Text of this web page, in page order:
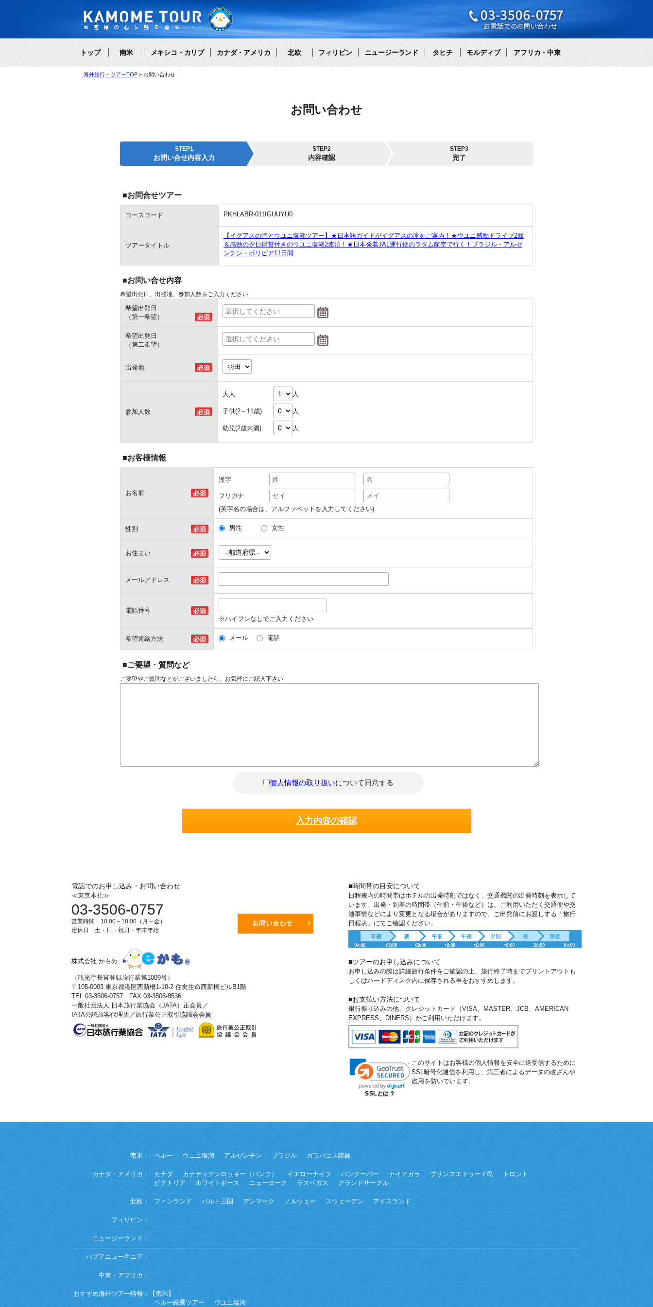
トップ 南米 メキシコ・カリブ カナダ・アメリカ 北欧 フィリピン ニュージーランド タヒチ モルディブ アフリカ・中東
海外旅行・ツアーTOP お問い合わせ
お問い合わせ
STEP1
お問い合せ内容入力
STEP2
内容確認
STEP3
完了
■お問合せツアー
コースコード PKHLABR-011IGUUYU0
ツアータイトル
【イグアスの滝とウユニ塩湖ツアー】★日本語ガイドがイグアスの滝をご案内！★ウユニ感動ドライブ2回
＆感動の夕日鑑賞付きのウユニ塩湖2連泊！★日本発着JAL運行便のラタム航空で行く！ブラジル・アルゼ
ンチン・ボリビア11日間
■お問い合せ内容
希望出発日、出発地、参加人数をご入力ください
希望出発日
（第一希望）
希望出発日
（第二希望）
出発地
参加人数
大人 人
子供(2～11歳) 人
幼児(2歳未満) 人
■お客様情報
お名前
漢字
フリガナ
(英字名の場合は、アルファベットを入力してください)
性別 男性 女性
お住まい
メールアドレス
電話番号
※ハイフンなしでご入力ください
希望連絡方法 メール 電話
■ご要望・質問など
ご要望やご質問などがございましたら、お気軽にご記入下さい
個人情報の取り扱いについて同意する
電話でのお申し込み・お問い合わせ
≪東京本社≫
03-3506-0757
営業時間 10:00～18:00（月～金）
定休日 土・日・祝日・年末年始
株式会社 かもめ
（観光庁長官登録旅行業第1009号）
〒105-0003 東京都港区西新橋1-10-2 住友生命西新橋ビルB1階
TEL 03-3506-0757 FAX 03-3506-8536
一般社団法人 日本旅行業協会（JATA）正会員／
IATA公認旅客代理店／旅行業公正取引協議会会員
■時間帯の目安について
日程表内の時間帯はホテルの出発時刻ではなく、交通機関の出発時刻を表示して
います。出発・到着の時間帯（午前・午後など）は、ご利用いただく交通便や交
通事情などにより変更となる場合がありますので、ご出発前にお渡しする「旅行
日程表」にてご確認ください。
■ツアーのお申し込みについて
お申し込みの際は詳細旅行条件をご確認の上、旅行終了時までプリントアウトも
しくはハードディスク内に保存される事をおすすめします。
■お支払い方法について
銀行振り込みの他、クレジットカード（VISA、MASTER、JCB、AMERICAN
EXPRESS、DINERS）がご利用いただけます。
SSLとは？
このサイトはお客様の個人情報を安全に送受信するために
SSL暗号化通信を利用し、第三者によるデータの改ざんや
盗用を防いでいます。
南米： ペルー ウユニ塩湖 アルゼンチン ブラジル ガラパゴス諸島
カナダ・アメリカ： カナダ カナディアンロッキー（バンフ） イエローナイフ バンクーバー ナイアガラ プリンスエドワード島
トロント
ビクトリア
ホワイトホース ニューヨーク ラスベガス グランドサークル
北欧： フィンランド バルト三国 デンマーク ノルウェー スウェーデン アイスランド
フィリピン：
ニュージーランド：
パプアニューギニア：
中東・アフリカ：
おすすめ海外ツアー情報：
【南米】
ペルー厳選ツアー
ウユニ塩湖